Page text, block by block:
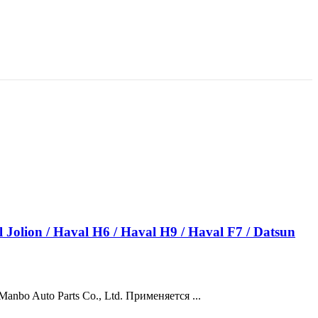
/ Haval H6 / Haval H9 / Haval F7 / Datsun
Parts Co., Ltd. Применяется ...